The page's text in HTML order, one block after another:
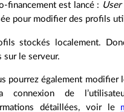
est lancé :
pour modifier des profils
stockés localement.
sur le serveur.
pourrez également modifier
de
détaillées, voir le